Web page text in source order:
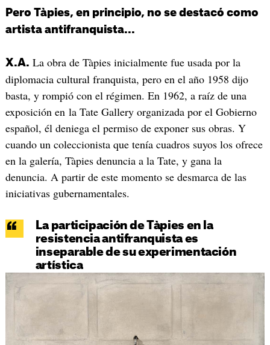
Pero Tàpies, en principio, no se destacó como
artista antifranquista...
X.A. La obra de Tàpies inicialmente fue usada por la
diplomacia cultural franquista, pero en el año 1958 dijo
basta, y rompió con el régimen. En 1962, a raíz de una
exposición en la Tate Gallery organizada por el Gobierno
español, él deniega el permiso de exponer sus obras. Y
cuando un coleccionista que tenía cuadros suyos los ofrece
en la galería, Tàpies denuncia a la Tate, y gana la
denuncia. A partir de este momento se desmarca de las
iniciativas gubernamentales.
La participación de Tàpies en la
resistencia antifranquista es
inseparable de su experimentación
artística